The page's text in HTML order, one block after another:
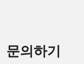
문의하기